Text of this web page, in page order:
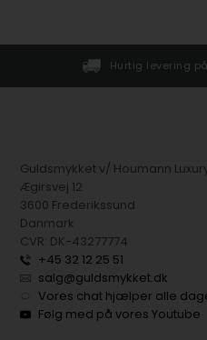
Hurtig levering
Guldsmykket v/ Houmann
Ægirsvej 12
3600 Frederikssund
Danmark
CVR: DK-43277774
+45 32 12 25 51
salg@guldsmykket.dk
Vores chat hjælper alle
Følg med på vores Youtube